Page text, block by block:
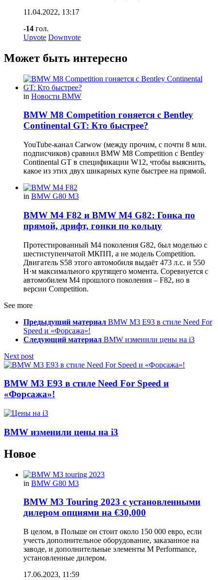
11.04.2022, 13:17
-14 гол.
Upvote Downvote
Может быть интересно
in Новости BMW
BMW M8 Competition гоняется c Bentley
Continental GT: Кто быстрее?
YouTube-канал Carwow (между прочим, с почти 8 млн.
подписчиков) сравнил BMW M8 Competition с Bentley
Continental GT в спецификации W12, чтобы выяснить,
какое из этих двух шикарных купе быстрее на прямой.
in BMW G80 M3
BMW M4 F82 и BMW M4 G82: Гонка по
прямой, дрифт, гонки по кольцу
Протестированный M4 поколения G82, был моделью с
шестиступенчатой МКПП, а не модель Competition.
Двигатель S58 этого автомобиля выдаёт 473 л.с. и 550
Н·м максимального крутящего момента. Соревнуется с
автомобилем M4 прошлого поколения – F82, но в
версии Competition.
See more
Предыдущий материал BMW M3 E93 в стиле Need For
Speed и «Форсажа»!
Следующий материал BMW изменили цены на i3
Next post
BMW M3 E93 в стиле Need For Speed и
«Форсажа»!
BMW изменили цены на i3
Новое
in BMW G80 M3
BMW M3 Touring 2023 с установленными
дилером опциями на €30,000
В целом, в Польше он стоит около 150 000 евро, если
учесть дополнительное оборудование, заказанное на
заводе, и дополнительные элементы M Performance,
установленные дилером.
17.06.2023, 11:59